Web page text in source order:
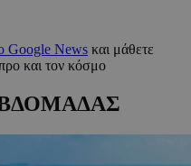
Google News και μάθετε
και τον κόσμο